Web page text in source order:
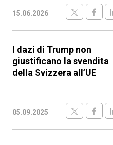
15.06.2026
I dazi di Trump non
giustificano la svendita
della Svizzera all’UE
05.09.2025